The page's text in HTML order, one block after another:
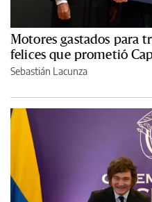
Motores gastados para
felices que prometió
Sebastián Lacunza